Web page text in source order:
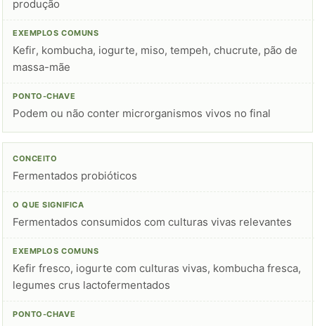
produção
Kefir, kombucha, iogurte, miso, tempeh, chucrute, pão de
massa-mãe
Podem ou não conter microrganismos vivos no final
Fermentados probióticos
Fermentados consumidos com culturas vivas relevantes
Kefir fresco, iogurte com culturas vivas, kombucha fresca,
legumes crus lactofermentados